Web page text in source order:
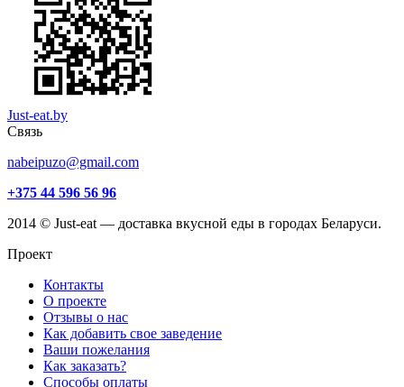
Just-eat.by
Связь
nabeipuzo@gmail.com
+375 44 596 56 96
2014 © Just-eat — доставка вкусной еды в городах Беларуси.
Проект
Контакты
О проекте
Отзывы о нас
Как добавить свое заведение
Ваши пожелания
Как заказать?
Способы оплаты